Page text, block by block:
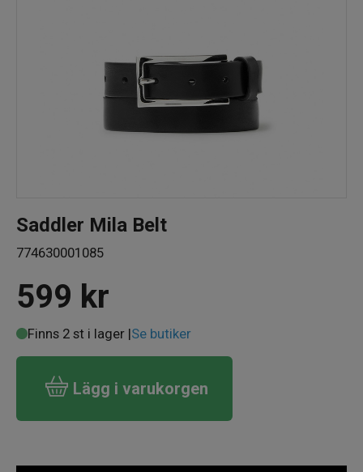
PRESENTKORT
Saddler Mila Belt
774630001085
599 kr
Finns 2 st i lager |Se butiker
Lägg i varukorgen